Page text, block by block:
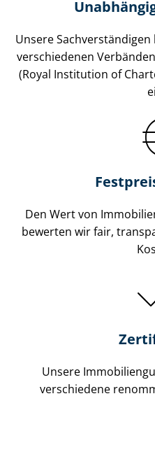
Unsere
verschiedenen
(Royal Institution of
Den Wert von
bewerten wir fair,
Unsere
verschiedene